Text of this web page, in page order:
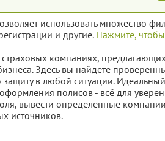
использовать множество
и другие.Нажмите,
компаниях,
Здесь вы найдете
в любой ситуации.
полисов - всё для
вывести определённые
источников.